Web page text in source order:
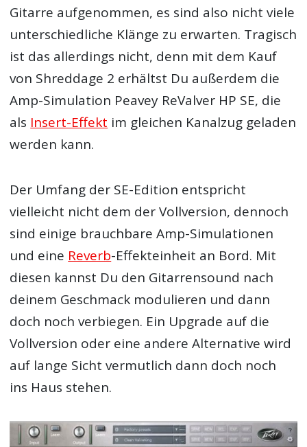
Gitarre aufgenommen, es sind also nicht viele
unterschiedliche Klänge zu erwarten. Tragisch
ist das allerdings nicht, denn mit dem Kauf
von Shreddage 2 erhältst Du außerdem die
Amp-Simulation Peavey ReValver HP SE, die
als Insert-Effekt im gleichen Kanalzug geladen
werden kann.
Der Umfang der SE-Edition entspricht
vielleicht nicht dem der Vollversion, dennoch
sind einige brauchbare Amp-Simulationen
und eine Reverb-Effekteinheit an Bord. Mit
diesen kannst Du den Gitarrensound nach
deinem Geschmack modulieren und dann
doch noch verbiegen. Ein Upgrade auf die
Vollversion oder eine andere Alternative wird
auf lange Sicht vermutlich dann doch noch
ins Haus stehen.